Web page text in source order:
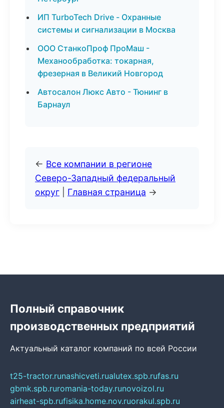
ИП TurboTech Drive - Охранные
системы и сигнализации в Москва
ООО СтанкоПроф ПроМаш -
Механообработка: токарная,
фрезерная в Великий Новгород
Автосалон Люкс Авто - Тюнинг в
Барнаул
← Все компании в регионе
Северо-Западный федеральный
округ
Главная страница →
Полный справочник
производственных предприятий
Актуальный каталог компаний по всей России
t25-tractor.runashicveti.rualutex.spb.rufas.ru
gbmk.spb.ruromania-today.runovoizol.ru
airheat-spb.rufisika.home.nov.ruorakul.spb.ru